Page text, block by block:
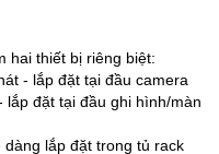
hai thiết bị riêng biệt:
- lắp đặt tại đầu camera
lắp đặt tại đầu ghi hình/màn
lắp đặt trong tủ rack